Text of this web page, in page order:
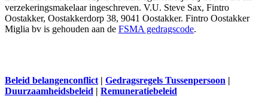
verzekeringsmakelaar ingeschreven. V.U. Steve Sax, Fintro
Oostakker, Oostakkerdorp 38, 9041 Oostakker. Fintro Oostakker
Miglia bv is gehouden aan de FSMA gedragscode.
Beleid belangenconflict | Gedragsregels Tussenpersoon |
Duurzaamheidsbeleid | Remuneratiebeleid